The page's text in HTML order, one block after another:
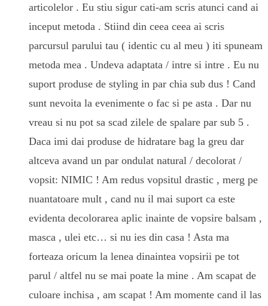
articolelor . Eu stiu sigur cati-am scris atunci cand ai
inceput metoda . Stiind din ceea ceea ai scris
parcursul parului tau ( identic cu al meu ) iti spuneam
metoda mea . Undeva adaptata / intre si intre . Eu nu
suport produse de styling in par chia sub dus ! Cand
sunt nevoita la evenimente o fac si pe asta . Dar nu
vreau si nu pot sa scad zilele de spalare par sub 5 .
Daca imi dai produse de hidratare bag la greu dar
altceva avand un par ondulat natural / decolorat /
vopsit: NIMIC ! Am redus vopsitul drastic , merg pe
nuantatoare mult , cand nu il mai suport ca este
evidenta decolorarea aplic inainte de vopsire balsam ,
masca , ulei etc… si nu ies din casa ! Asta ma
forteaza oricum la lenea dinaintea vopsirii pe tot
parul / altfel nu se mai poate la mine . Am scapat de
culoare inchisa , am scapat ! Am momente cand il las